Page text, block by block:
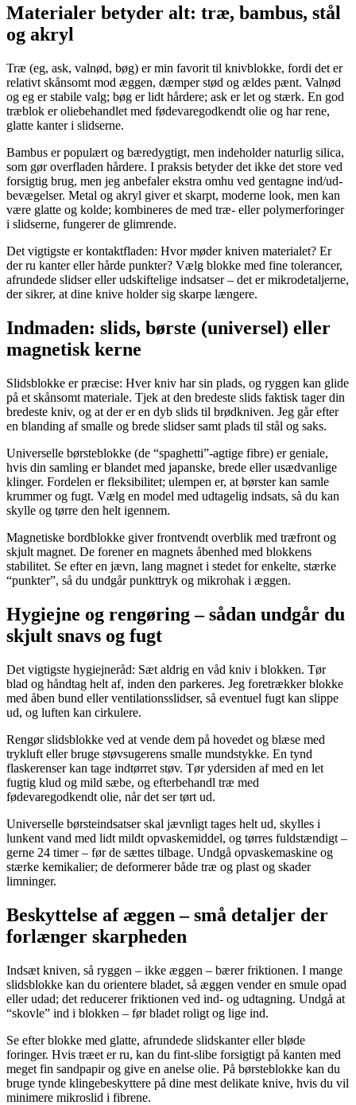
Materialer betyder alt: træ, bambus, stål
og akryl
Træ (eg, ask, valnød, bøg) er min favorit til knivblokke, fordi det er
relativt skånsomt mod æggen, dæmper stød og ældes pænt. Valnød
og eg er stabile valg; bøg er lidt hårdere; ask er let og stærk. En god
træblok er oliebehandlet med fødevaregodkendt olie og har rene,
glatte kanter i slidserne.
Bambus er populært og bæredygtigt, men indeholder naturlig silica,
som gør overfladen hårdere. I praksis betyder det ikke det store ved
forsigtig brug, men jeg anbefaler ekstra omhu ved gentagne ind/ud-
bevægelser. Metal og akryl giver et skarpt, moderne look, men kan
være glatte og kolde; kombineres de med træ- eller polymerforinger
i slidserne, fungerer de glimrende.
Det vigtigste er kontaktfladen: Hvor møder kniven materialet? Er
der ru kanter eller hårde punkter? Vælg blokke med fine tolerancer,
afrundede slidser eller udskiftelige indsatser – det er mikrodetaljerne,
der sikrer, at dine knive holder sig skarpe længere.
Indmaden: slids, børste (universel) eller
magnetisk kerne
Slidsblokke er præcise: Hver kniv har sin plads, og ryggen kan glide
på et skånsomt materiale. Tjek at den bredeste slids faktisk tager din
bredeste kniv, og at der er en dyb slids til brødkniven. Jeg går efter
en blanding af smalle og brede slidser samt plads til stål og saks.
Universelle børsteblokke (de “spaghetti”-agtige fibre) er geniale,
hvis din samling er blandet med japanske, brede eller usædvanlige
klinger. Fordelen er fleksibilitet; ulempen er, at børster kan samle
krummer og fugt. Vælg en model med udtagelig indsats, så du kan
skylle og tørre den helt igennem.
Magnetiske bordblokke giver frontvendt overblik med træfront og
skjult magnet. De forener en magnets åbenhed med blokkens
stabilitet. Se efter en jævn, lang magnet i stedet for enkelte, stærke
“punkter”, så du undgår punkttryk og mikrohak i æggen.
Hygiejne og rengøring – sådan undgår du
skjult snavs og fugt
Det vigtigste hygiejneråd: Sæt aldrig en våd kniv i blokken. Tør
blad og håndtag helt af, inden den parkeres. Jeg foretrækker blokke
med åben bund eller ventilationsslidser, så eventuel fugt kan slippe
ud, og luften kan cirkulere.
Rengør slidsblokke ved at vende dem på hovedet og blæse med
trykluft eller bruge støvsugerens smalle mundstykke. En tynd
flaskerenser kan tage indtørret støv. Tør ydersiden af med en let
fugtig klud og mild sæbe, og efterbehandl træ med
fødevaregodkendt olie, når det ser tørt ud.
Universelle børsteindsatser skal jævnligt tages helt ud, skylles i
lunkent vand med lidt mildt opvaskemiddel, og tørres fuldstændigt –
gerne 24 timer – før de sættes tilbage. Undgå opvaskemaskine og
stærke kemikalier; de deformerer både træ og plast og skader
limninger.
Beskyttelse af æggen – små detaljer der
forlænger skarpheden
Indsæt kniven, så ryggen – ikke æggen – bærer friktionen. I mange
slidsblokke kan du orientere bladet, så æggen vender en smule opad
eller udad; det reducerer friktionen ved ind- og udtagning. Undgå at
“skovle” ind i blokken – før bladet roligt og lige ind.
Se efter blokke med glatte, afrundede slidskanter eller bløde
foringer. Hvis træet er ru, kan du fint-slibe forsigtigt på kanten med
meget fin sandpapir og give en anelse olie. På børsteblokke kan du
bruge tynde klingebeskyttere på dine mest delikate knive, hvis du vil
minimere mikroslid i fibrene.